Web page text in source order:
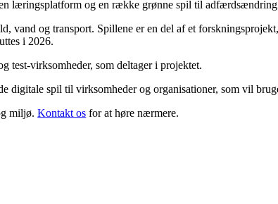
læringsplatform og en række grønne spil til adfærdsændring
vand og transport. Spillene er en del af et
i 2026.
test-virksomheder, som deltager i projektet.
digitale spil til virksomheder og organisationer, som vil
miljø.Kontakt os for at høre nærmere.